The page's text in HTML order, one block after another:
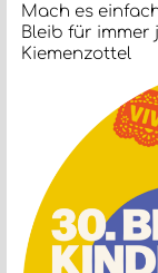
Mach es
Bleib für immer
Kiemenzottel